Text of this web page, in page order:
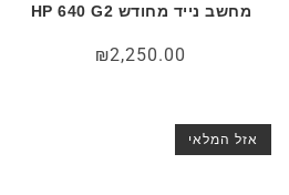
מחשב נייד מחודש HP 640 G2
₪2,250.00
אזל המלאי